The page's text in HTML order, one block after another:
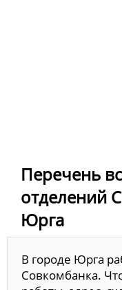
Перечень
отделений
Юрга
В городе Юрга
Совкомбанка.